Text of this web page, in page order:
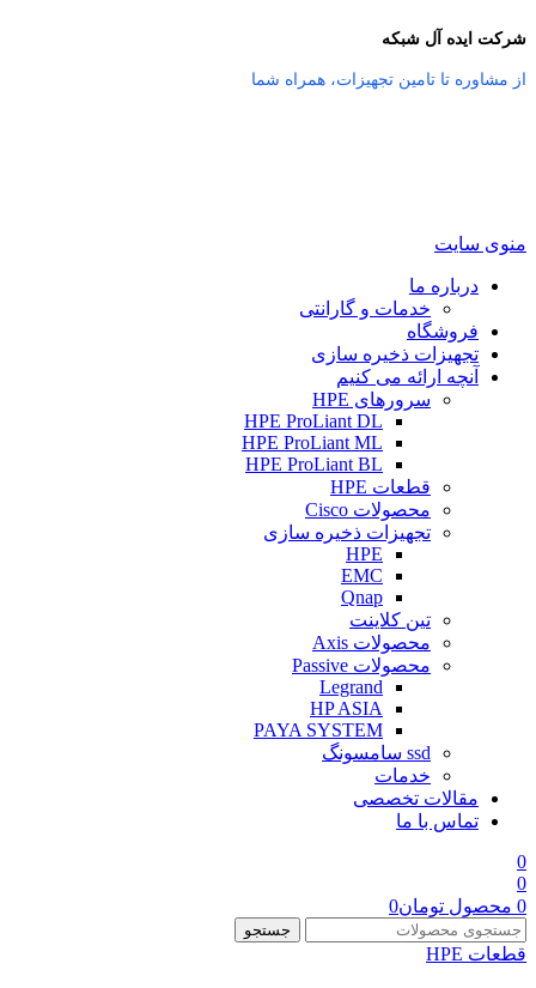
شرکت ایده آل شبکه
از مشاوره تا تامین تجهیزات، همراه شما
منوی سایت
درباره ما
خدمات و گارانتی
فروشگاه
تجهیزات ذخیره سازی
آنچه ارائه می کنیم
سرورهای HPE
HPE ProLiant DL
HPE ProLiant ML
HPE ProLiant BL
قطعات HPE
محصولات Cisco
تجهیزات ذخیره سازی
HPE
EMC
Qnap
تین کلاینت
محصولات Axis
محصولات Passive
Legrand
HP ASIA
PAYA SYSTEM
ssd سامسونگ
خدمات
مقالات تخصصی
تماس با ما
0
0
0 محصول تومان0
جستجو
قطعات HPE